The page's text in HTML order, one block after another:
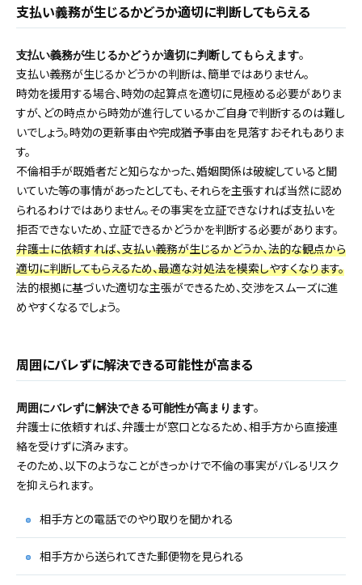
支払い義務が生じるかどうか適切に判断してもらえる
支払い義務が生じるかどうか適切に判断してもらえます。
支払い義務が生じるかどうかの判断は、簡単ではありません。
時効を援用する場合、時効の起算点を適切に見極める必要がありま
すが、どの時点から時効が進行しているかご自身で判断するのは難し
いでしょう。時効の更新事由や完成猶予事由を見落すおそれもありま
す。
不倫相手が既婚者だと知らなかった、婚姻関係は破綻していると聞
いていた等の事情があったとしても、それらを主張すれば当然に認め
られるわけではありません。その事実を立証できなければ支払いを
拒否できないため、立証できるかどうかを判断する必要があります。
弁護士に依頼すれば、支払い義務が生じるかどうか、法的な観点から
適切に判断してもらえるため、最適な対処法を模索しやすくなります。
法的根拠に基づいた適切な主張ができるため、交渉をスムーズに進
めやすくなるでしょう。
周囲にバレずに解決できる可能性が高まる
周囲にバレずに解決できる可能性が高まります。
弁護士に依頼すれば、弁護士が窓口となるため、相手方から直接連
絡を受けずに済みます。
そのため、以下のようなことがきっかけで不倫の事実がバレるリスク
を抑えられます。
相手方との電話でのやり取りを聞かれる
相手方から送られてきた郵便物を見られる